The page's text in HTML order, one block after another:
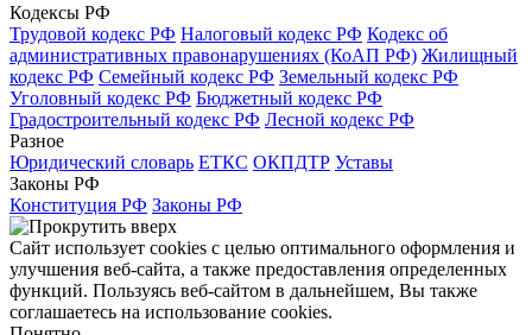
Кодексы РФ
Трудовой кодекс РФ Налоговый кодекс РФ Кодекс об
административных правонарушениях (КоАП РФ) Жилищный
кодекс РФ Семейный кодекс РФ Земельный кодекс РФ
Уголовный кодекс РФ Бюджетный кодекс РФ
Градостроительный кодекс РФ Лесной кодекс РФ
Разное
Юридический словарь ЕТКС ОКПДТР Уставы
Законы РФ
Конституция РФ Законы РФ
Сайт использует cookies с целью оптимального оформления и
улучшения веб-сайта, а также предоставления определенных
функций. Пользуясь веб-сайтом в дальнейшем, Вы также
соглашаетесь на использование cookies.